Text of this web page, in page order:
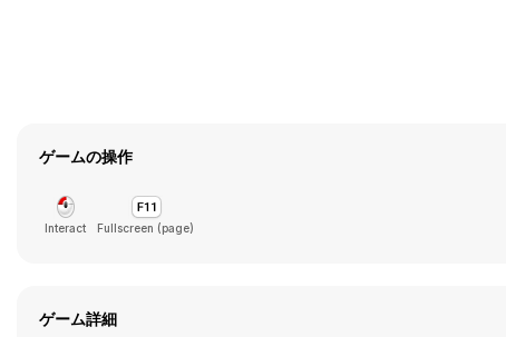
ゲームの操作
Interact Fullscreen (page)
ゲーム詳細